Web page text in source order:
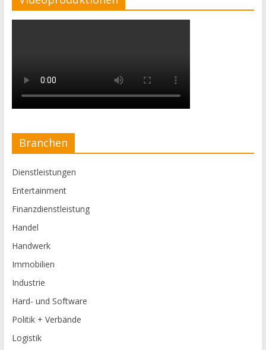
Branchen
Dienstleistungen
Entertainment
Finanzdienstleistung
Handel
Handwerk
Immobilien
Industrie
Hard- und Software
Politik + Verbände
Logistik